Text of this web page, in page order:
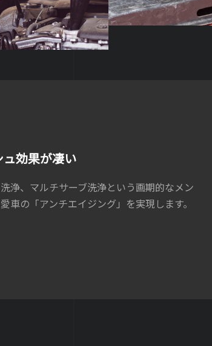
ュ効果が凄い
浄、マルチサーブ洗浄という画期的なメン
車の「アンチエイジング」を実現します。